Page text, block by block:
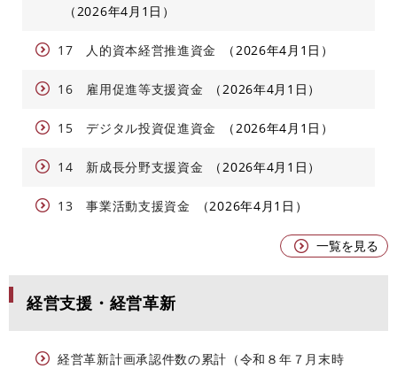
2026年4月1日
17 人的資本経営推進資金 2026年4月1日
16 雇用促進等支援資金 2026年4月1日
15 デジタル投資促進資金 2026年4月1日
14 新成長分野支援資金 2026年4月1日
13 事業活動支援資金 2026年4月1日
一覧を見る
経営支援・経営革新
経営革新計画承認件数の累計（令和８年７月末時